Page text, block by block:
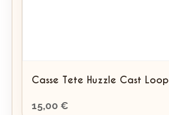
Casse Tete Huzzle Cast Loop
15,00 €